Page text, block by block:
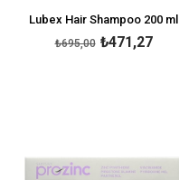
Lubex Hair Shampoo 200 ml
₺471,27
₺695,00